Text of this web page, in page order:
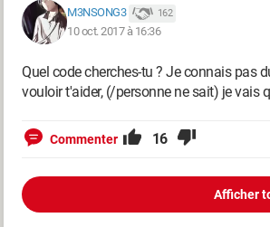
M3NSONG3 162
10 oct. 2017 à 16:36
Quel code cherches-tu ? Je connais pas
vouloir t'aider, (/personne ne sait) je vais
Commenter 16
Afficher